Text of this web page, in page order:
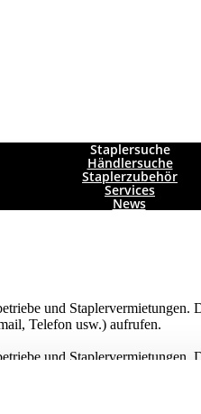
Staplersuche
Händlersuche
Staplerzubehör
Services
News
und Staplervermietungen.
Telefon usw.) aufrufen.
und Staplervermietungen.
Telefon usw.) aufrufen.